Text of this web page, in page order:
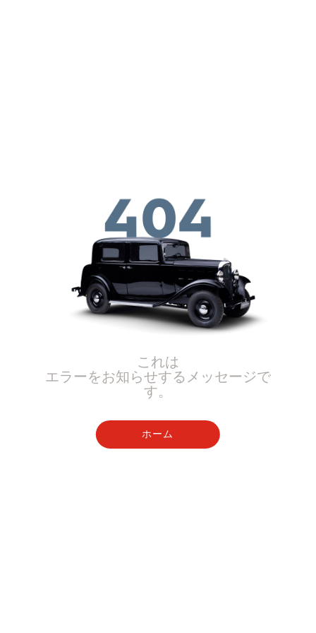
これは
エラーをお知らせするメッセージで
す。
ホーム